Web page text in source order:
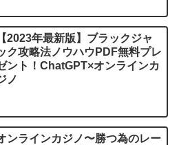
【2023年最新版】ブラックジャ
ク攻略法ノウハウPDF無料プレ
ント！ChatGPT×オンラインカ
ノ
ンラインカジノ〜勝つ為のレー